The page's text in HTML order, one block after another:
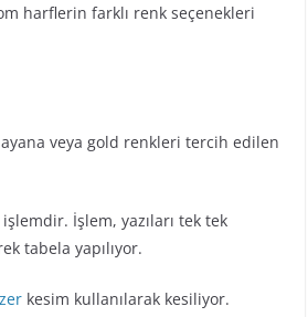
harflerin farklı renk seçenekleri
veya gold renkleri tercih edilen
İşlem, yazıları tek tek
tabela yapılıyor.
kesim kullanılarak kesiliyor.